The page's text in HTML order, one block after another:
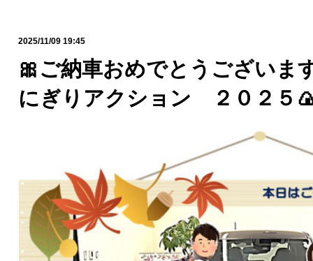
2025/11/09 19:45
🎀ご納車おめでとうございま
にぎりアクション ２０２５